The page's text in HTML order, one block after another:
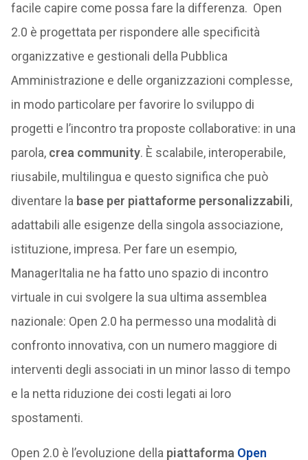
facile capire come possa fare la differenza. Open
2.0 è progettata per rispondere alle specificità
organizzative e gestionali della Pubblica
Amministrazione e delle organizzazioni complesse,
in modo particolare per favorire lo sviluppo di
progetti e l’incontro tra proposte collaborative: in una
parola, crea community. È scalabile, interoperabile,
riusabile, multilingua e questo significa che può
diventare la base per piattaforme personalizzabili,
adattabili alle esigenze della singola associazione,
istituzione, impresa. Per fare un esempio,
ManagerItalia ne ha fatto uno spazio di incontro
virtuale in cui svolgere la sua ultima assemblea
nazionale: Open 2.0 ha permesso una modalità di
confronto innovativa, con un numero maggiore di
interventi degli associati in un minor lasso di tempo
e la netta riduzione dei costi legati ai loro
spostamenti.
Open 2.0 è l’evoluzione della piattaforma Open